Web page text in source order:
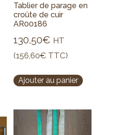
Tablier de parage en
croûte de cuir
AR00186
130,50€ HT
(156,60€ TTC)
Ajouter au panier